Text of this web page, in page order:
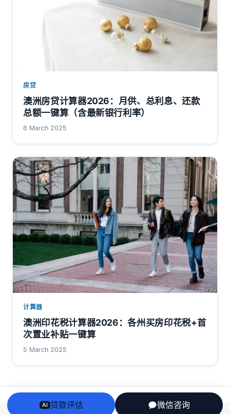
房贷
澳洲房贷计算器2026：月供、总利息、还款
总额一键算（含最新银行利率）
6 March 2025
计算器
澳洲印花税计算器2026：各州买房印花税+首
次置业补贴一键算
5 March 2025
AI 贷款评估 微信咨询